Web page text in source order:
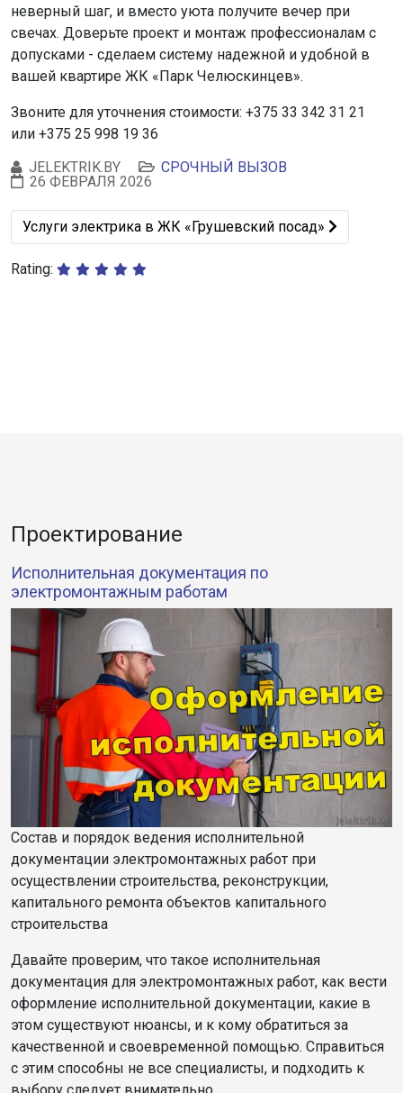
неверный шаг, и вместо уюта получите вечер при
свечах. Доверьте проект и монтаж профессионалам с
допусками - сделаем систему надежной и удобной в
вашей квартире ЖК «Парк Челюскинцев».
Звоните для уточнения стоимости: +375 33 342 31 21
или +375 25 998 19 36
JELEKTRIK.BY
СРОЧНЫЙ ВЫЗОВ
26 ФЕВРАЛЯ 2026
Следующий: Услуги электрика в ЖК «Грушевский
Услуги электрика в ЖК «Грушевский посад»
Rating:
Проектирование
Исполнительная документация по
электромонтажным работам
Состав и порядок ведения исполнительной
документации электромонтажных работ при
осуществлении строительства, реконструкции,
капитального ремонта объектов капитального
строительства
Давайте проверим, что такое исполнительная
документация для электромонтажных работ, как вести
оформление исполнительной документации, какие в
этом существуют нюансы, и к кому обратиться за
качественной и своевременной помощью. Справиться
с этим способны не все специалисты, и подходить к
выбору следует внимательно.